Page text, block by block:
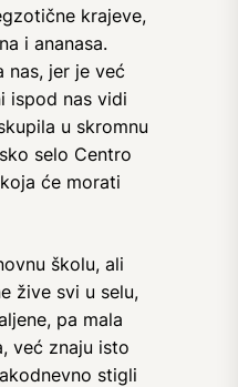
krajeve,
i ananasa.
nas, jer je već
ispod nas vidi
u skromnu
selo Centro
će morati
školu, ali
žive svi u selu,
pa mala
već znaju isto
stigli